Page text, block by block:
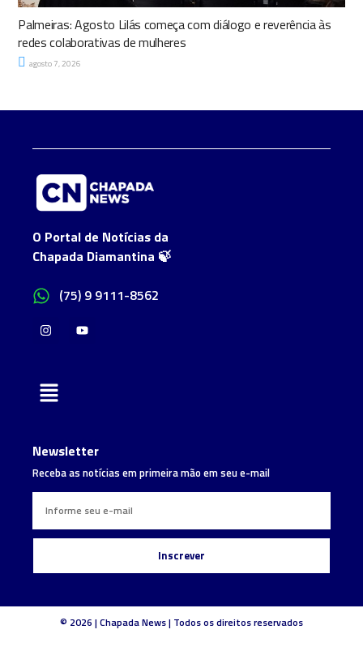
Palmeiras: Agosto Lilás começa com diálogo e reverência às
redes colaborativas de mulheres
agosto 7, 2026
O Portal de Notícias da
Chapada Diamantina 🍃
(75) 9 9111-8562
Newsletter
Receba as notícias em primeira mão em seu e-mail
Inscrever
© 2026 | Chapada News | Todos os direitos reservados